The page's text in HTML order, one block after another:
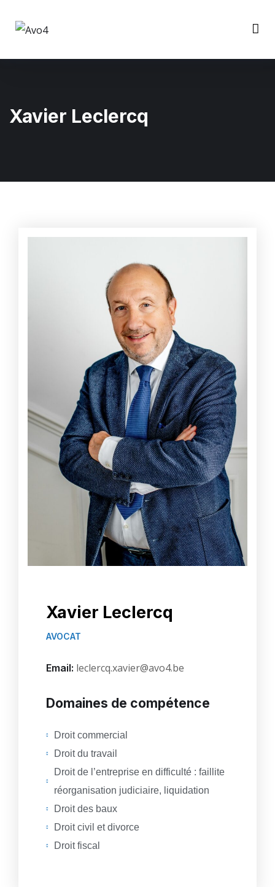
Xavier Leclercq
Xavier Leclercq
AVOCAT
Email: leclercq.xavier@avo4.be
Domaines de compétence
Droit commercial
Droit du travail
Droit de l’entreprise en difficulté : faillite
réorganisation judiciaire, liquidation
Droit des baux
Droit civil et divorce
Droit fiscal